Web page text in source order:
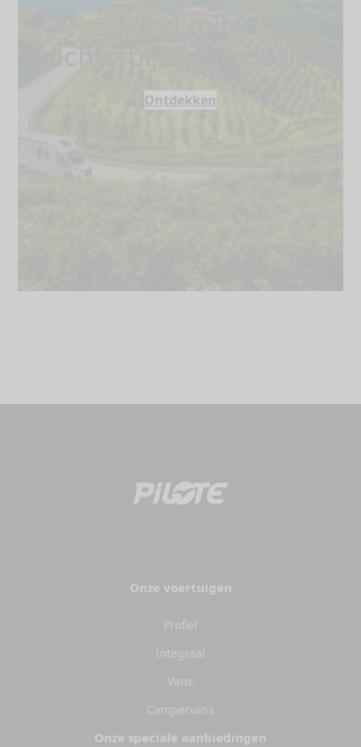
Ontdekken
Onze voertuigen
Profiel
Integraal
Vans
Campervans
Onze speciale aanbiedingen